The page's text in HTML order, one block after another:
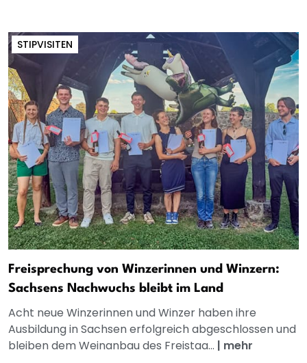
STIPVISITEN
Freisprechung von Winzerinnen und Winzern:
Sachsens Nachwuchs bleibt im Land
Acht neue Winzerinnen und Winzer haben ihre
Ausbildung in Sachsen erfolgreich abgeschlossen und
bleiben dem Weinanbau des Freistaa... | mehr